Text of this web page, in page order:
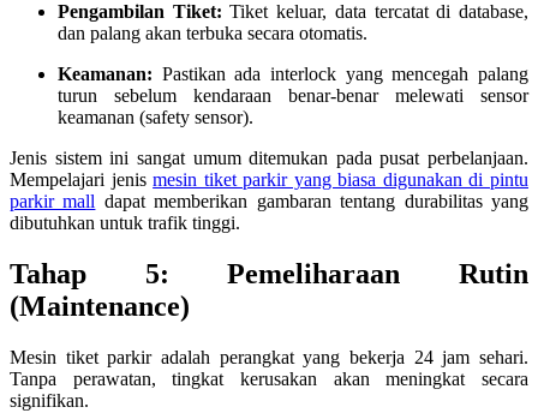
Pengambilan Tiket: Tiket keluar, data tercatat di database,
dan palang akan terbuka secara otomatis.
Keamanan: Pastikan ada interlock yang mencegah palang
turun sebelum kendaraan benar-benar melewati sensor
keamanan (safety sensor).
Jenis sistem ini sangat umum ditemukan pada pusat perbelanjaan.
Mempelajari jenismesin tiket parkir yang biasa digunakan di pintu
parkir mall dapat memberikan gambaran tentang durabilitas yang
dibutuhkan untuk trafik tinggi.
Tahap 5: Pemeliharaan Rutin
(Maintenance)
Mesin tiket parkir adalah perangkat yang bekerja 24 jam sehari.
Tanpa perawatan, tingkat kerusakan akan meningkat secara
signifikan.